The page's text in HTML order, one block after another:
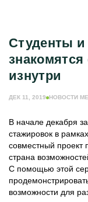
Студенты и
изнутри
ДЕК 11, 2019 НОВОСТИ
В начале декабря
стажировок в
совместный проект
страна
С помощью этой
возможности для